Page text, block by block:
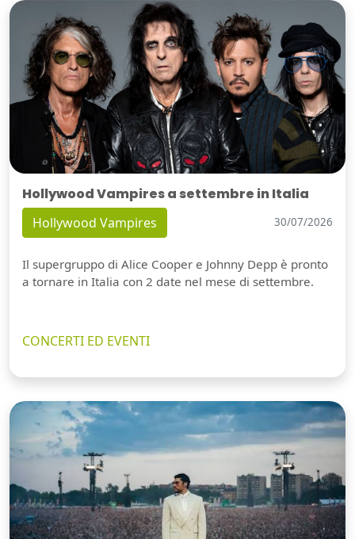
Hollywood Vampires a settembre in Italia
Hollywood Vampires 30/07/2026
Il supergruppo di Alice Cooper e Johnny Depp è pronto
a tornare in Italia con 2 date nel mese di settembre.
CONCERTI ED EVENTI